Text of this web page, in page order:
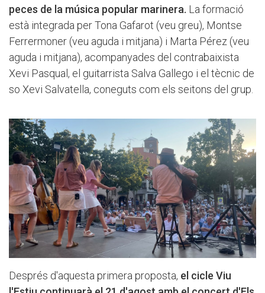
peces de la música popular marinera. La formació
està integrada per Tona Gafarot (veu greu), Montse
Ferrermoner (veu aguda i mitjana) i Marta Pérez (veu
aguda i mitjana), acompanyades del contrabaixista
Xevi Pasqual, el guitarrista Salva Gallego i el tècnic de
so Xevi Salvatella, coneguts com els seitons del grup.
Després d'aquesta primera proposta, el cicle Viu